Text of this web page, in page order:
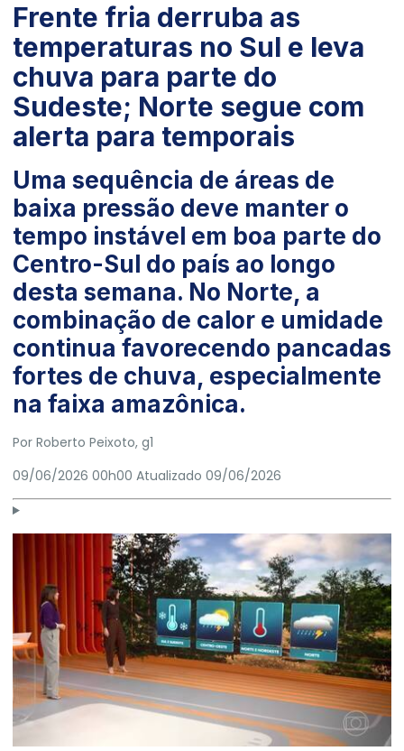
Frente fria derruba as
temperaturas no Sul e leva
chuva para parte do
Sudeste; Norte segue com
alerta para temporais
Uma sequência de áreas de
baixa pressão deve manter o
tempo instável em boa parte do
Centro-Sul do país ao longo
desta semana. No Norte, a
combinação de calor e umidade
continua favorecendo pancadas
fortes de chuva, especialmente
na faixa amazônica.
Por Roberto Peixoto, g1
09/06/2026 00h00 Atualizado 09/06/2026